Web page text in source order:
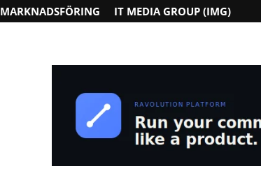
MARKNADSFÖRING IT MEDIA GROUP (IMG)